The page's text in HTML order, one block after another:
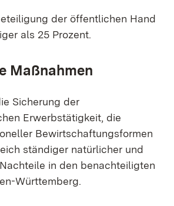
der öffentlichen Hand
als 25 Prozent.
Maßnahmen
Sicherung der
Erwerbstätigkeit, die
Bewirtschaftungsformen
ständiger natürlicher und
in den benachteiligten
Württemberg.